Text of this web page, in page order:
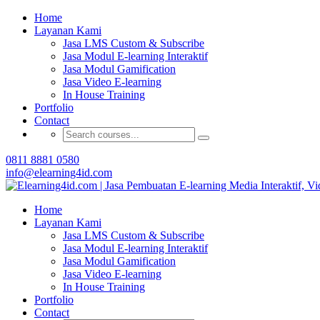
Home
Layanan Kami
Jasa LMS Custom & Subscribe
Jasa Modul E-learning Interaktif
Jasa Modul Gamification
Jasa Video E-learning
In House Training
Portfolio
Contact
0811 8881 0580
info@elearning4id.com
Home
Layanan Kami
Jasa LMS Custom & Subscribe
Jasa Modul E-learning Interaktif
Jasa Modul Gamification
Jasa Video E-learning
In House Training
Portfolio
Contact